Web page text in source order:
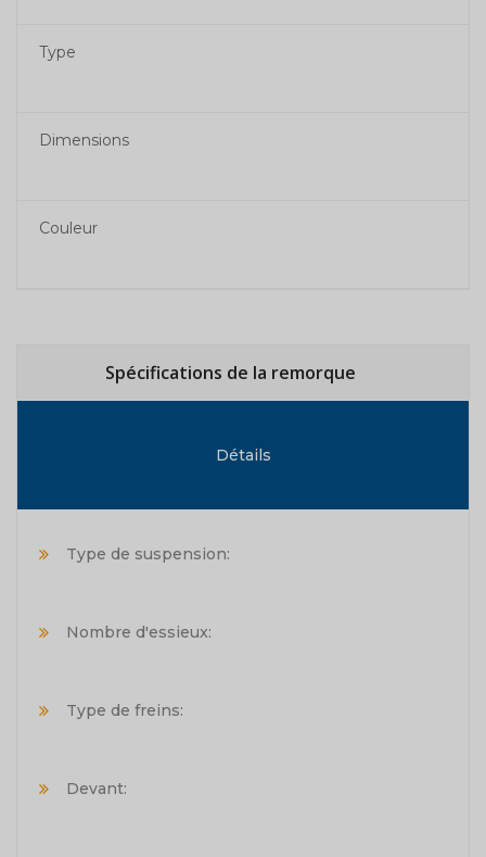
Type
Dimensions
Couleur
Spécifications de la remorque
Détails
Type de suspension:
Nombre d'essieux:
Type de freins:
Devant: